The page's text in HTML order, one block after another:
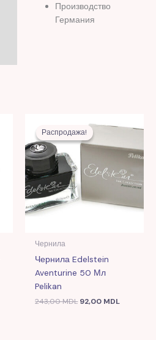
Производство
Германия
Распродажа!
Распродажа!
Чернила
Чернила Edelstein
Aventurine 50 Мл
Pelikan
243,00MDL
цена
составляла
243,00 MDL.
92,00 MDL
цена: